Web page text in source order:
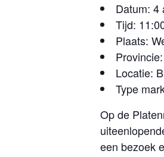
Datum: 4
Tijd:
Plaats:
Locatie:
Type
Op de
een bezoek